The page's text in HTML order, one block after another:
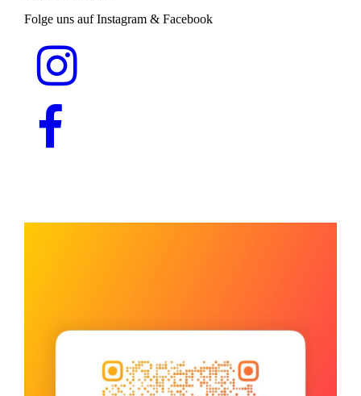
Folge uns auf Instagram & Facebook